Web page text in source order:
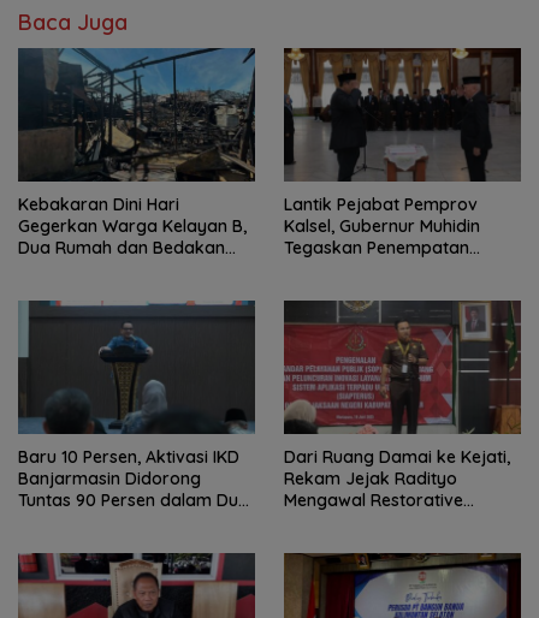
Baca Juga
Kebakaran Dini Hari
Gegerkan Warga Kelayan B,
Dua Rumah dan Bedakan
Lantik Pejabat Pemprov
Kalsel, Gubernur Muhidin
Tegaskan Penempatan
Baru 10 Persen, Aktivasi IKD
Banjarmasin Didorong
Tuntas 90 Persen dalam Dua
Dari Ruang Damai ke Kejati,
Rekam Jejak Radityo
Mengawal Restorative